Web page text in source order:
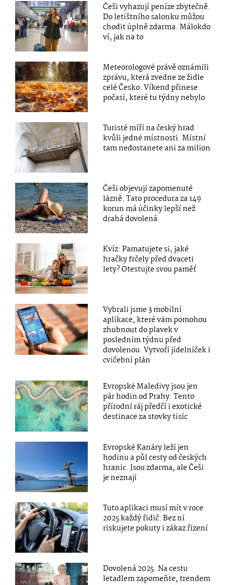
Češi vyhazují peníze zbytečně.
Do letištního salonku můžou
chodit úplně zdarma. Málokdo
ví, jak na to
Meteorologové právě oznámili
zprávu, která zvedne ze židle
celé Česko. Víkend přinese
počasí, které tu týdny nebylo
Turisté míří na český hrad
kvůli jedné místnosti. Místní
tam nedostanete ani za milion
Češi objevují zapomenuté
lázně. Tato procedura za 149
korun má účinky lepší než
drahá dovolená
Kvíz: Pamatujete si, jaké
hračky frčely před dvaceti
lety? Otestujte svou paměť
Vybrali jsme 3 mobilní
aplikace, které vám pomohou
zhubnout do plavek v
posledním týdnu před
dovolenou. Vytvoří jídelníček i
cvičební plán
Evropské Maledivy jsou jen
pár hodin od Prahy. Tento
přírodní ráj předčí i exotické
destinace za stovky tisíc
Evropské Kanáry leží jen
hodinu a půl cesty od českých
hranic. Jsou zdarma, ale Češi
je neznají
Tuto aplikaci musí mít v roce
2025 každý řidič: Bez ní
riskujete pokuty i zákaz řízení
Dovolená 2025. Na cestu
letadlem zapomeňte, trendem